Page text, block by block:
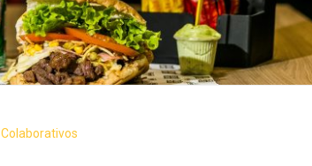
Colaborativos